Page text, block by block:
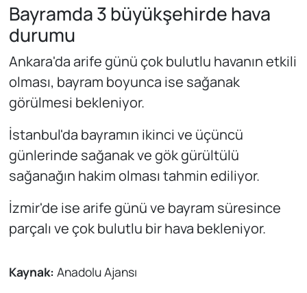
Bayramda 3 büyükşehirde hava
durumu
Ankara'da arife günü çok bulutlu havanın etkili
olması, bayram boyunca ise sağanak
görülmesi bekleniyor.
İstanbul'da bayramın ikinci ve üçüncü
günlerinde sağanak ve gök gürültülü
sağanağın hakim olması tahmin ediliyor.
İzmir'de ise arife günü ve bayram süresince
parçalı ve çok bulutlu bir hava bekleniyor.
Kaynak: Anadolu Ajansı